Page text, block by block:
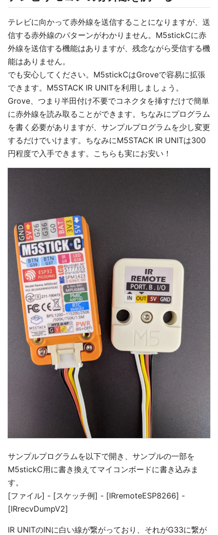
テレビに向かって赤外線を送信することになりますが、送
信する赤外線のパターンがわかりません。M5stickCに赤
外線を送信する機能はありますが、残念ながら受信する機
能はありません。
でも安心してください。M5stickCはGroveで容易に拡張
できます。M5STACK IR UNITを利用しましょう。
Grove、つまり半田付け不要でコネクタを挿すだけで簡単
に赤外線を読み取ることができます。ちなみにプログラム
を書く必要がありますが、サンプルプログラムを少し変更
するだけでいけます。ちなみにM5STACK IR UNITは300
円程度で入手できます。こちらも実にお安い！
サンプルプログラムを以下で開き、サンプルの一部を
M5stickC用に書き換えてマイコンボードに書き込みま
す。
[ファイル] - [スケッチ例] - [IRremoteESP8266] -
[IRrecvDumpV2]
IR UNITのINに白い線が繋がっており、それがG33に繋が